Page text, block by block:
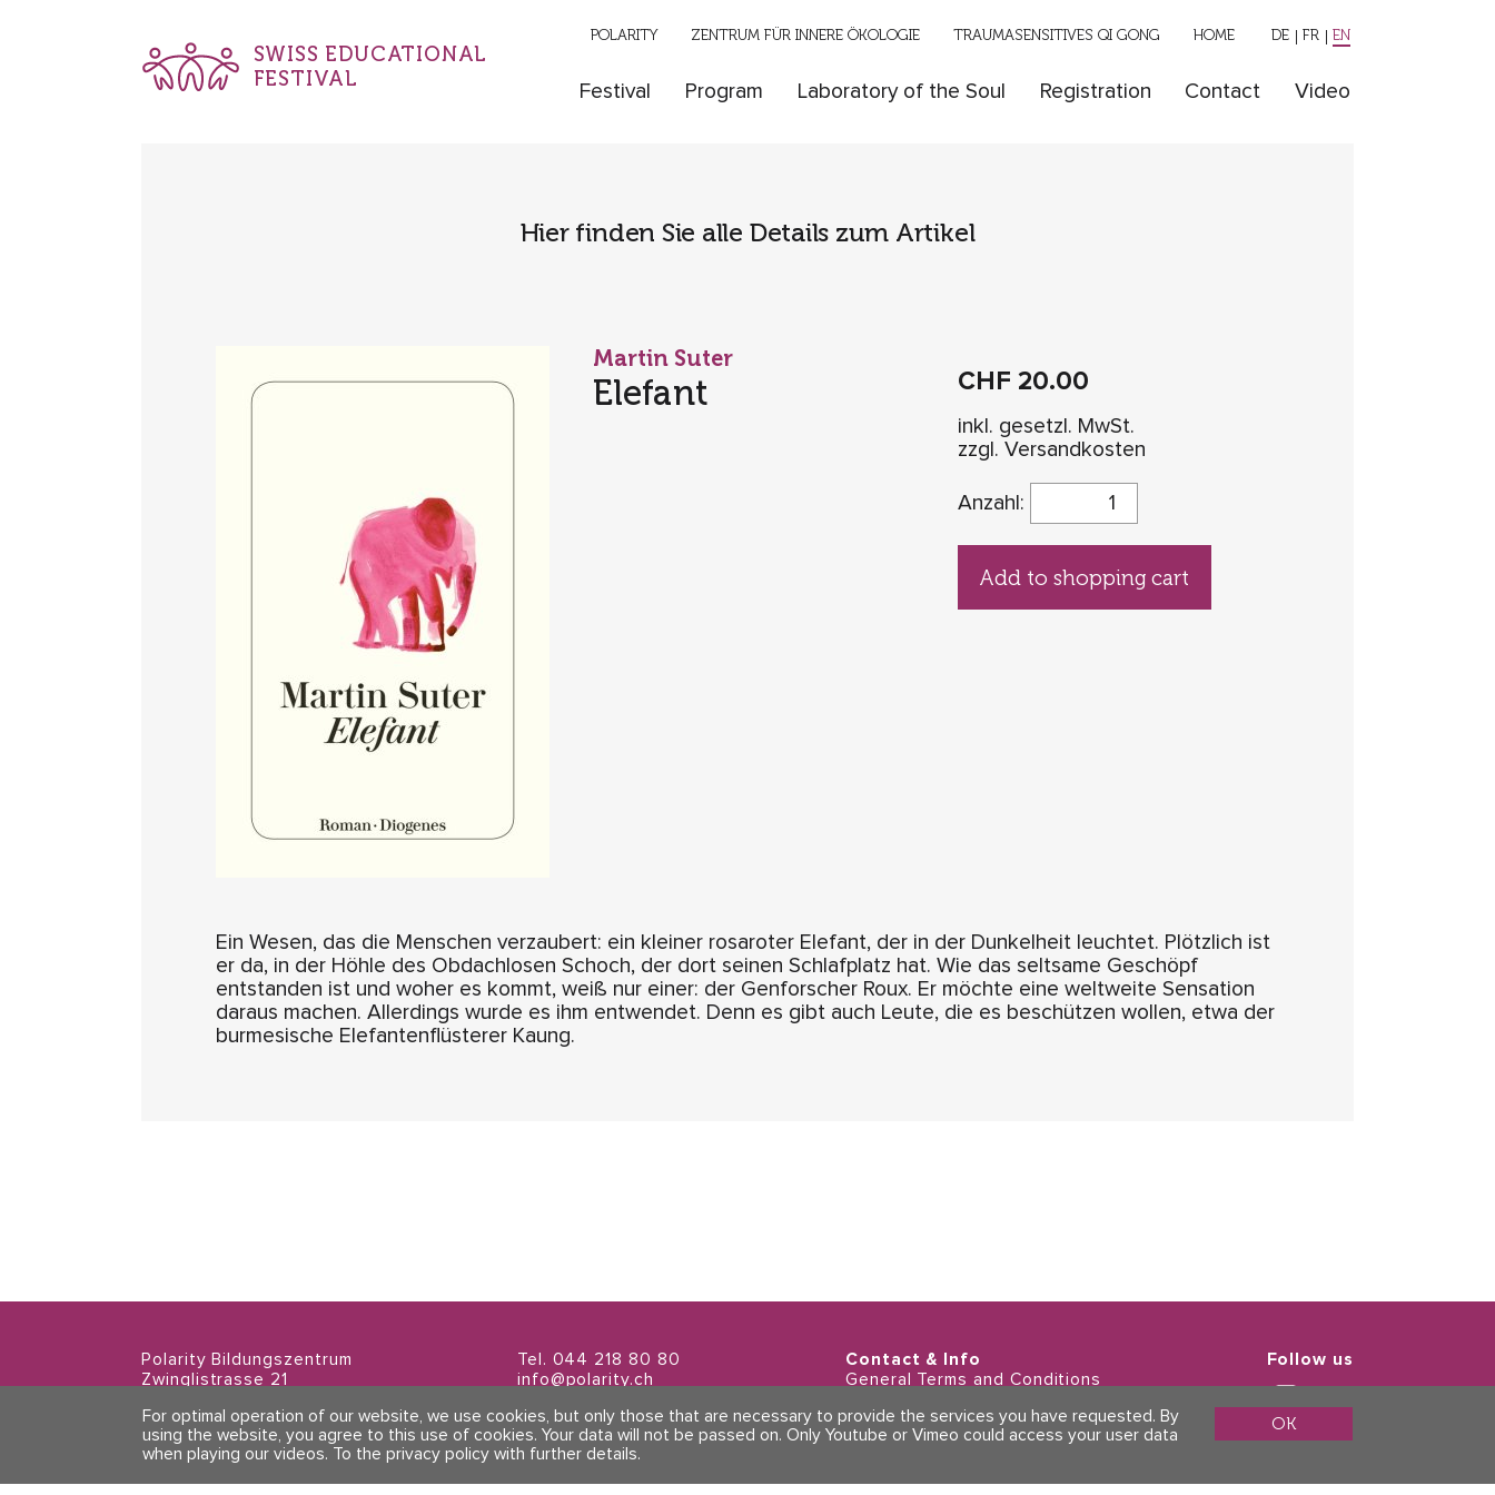
SWISS EDUCATIONAL
FESTIVAL
Festival Program Laboratory of the Soul Registration Contact Video
POLARITY ZENTRUM FÜR INNERE ÖKOLOGIE TRAUMASENSITIVES QI GONG HOME DE FR EN
Hier finden Sie alle Details zum Artikel
Martin Suter
Elefant CHF 20.00
inkl. gesetzl. MwSt.
zzgl. Versandkosten
Anzahl:
Add to shopping cart
Ein Wesen, das die Menschen verzaubert: ein kleiner rosaroter Elefant, der in der Dunkelheit leuchtet. Plötzlich ist
er da, in der Höhle des Obdachlosen Schoch, der dort seinen Schlafplatz hat. Wie das seltsame Geschöpf
entstanden ist und woher es kommt, weiß nur einer: der Genforscher Roux. Er möchte eine weltweite Sensation
daraus machen. Allerdings wurde es ihm entwendet. Denn es gibt auch Leute, die es beschützen wollen, etwa der
burmesische Elefantenflüsterer Kaung.
Polarity Bildungszentrum
Zwinglistrasse 21
Tel. 044 218 80 80
info@polarity.ch
Contact & Info
General Terms and Conditions
Follow us
For optimal operation of our website, we use cookies, but only those that are necessary to provide the services you have requested. By
using the website, you agree to this use of cookies. Your data will not be passed on. Only Youtube or Vimeo could access your user data
when playing our videos. To the privacy policy with further details.
OK